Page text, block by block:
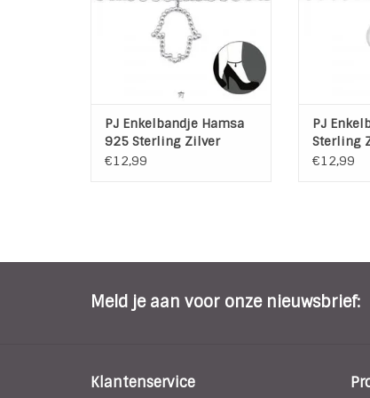
Bedel Grootte: 9 mm x 10 mm
Ketting lengte : 25 cm +
verengkettinkje van 3 cm,
Keten dikte : 1 mm
TOEVOEGEN AAN WINKELWAGEN
PJ Enkelbandje Hamsa
925 Sterling Zilver
€12,99
Bedel
Ketting
PJ
Sterling
€12,99
Meld je aan voor onze nieuwsbrief:
Klantenservice